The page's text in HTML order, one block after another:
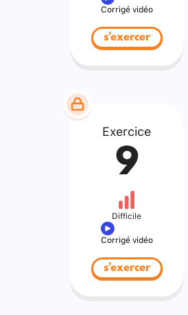
Corrigé vidéo
s'exercer
Exercice
9
Difficile
Corrigé vidéo
s'exercer